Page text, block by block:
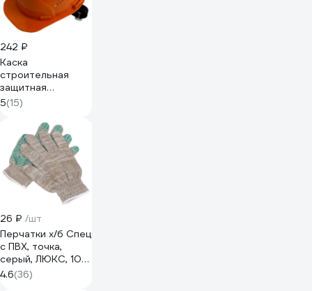
242 ₽
Каска
строительная
защитная
SAMGRUPP
оранжевая BASIC
SR-109010001
5(15)
26 ₽ /шт
Перчатки х/б Спец
с ПВХ, точка,
серый, ЛЮКС, 10
класс, 1 пара
(подвес, хедер)
4.6(36)